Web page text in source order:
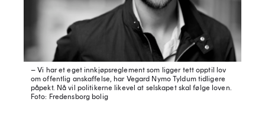
– Vi har et eget innkjøpsreglement som ligger tett opptil lov
om offentlig anskaffelse, har Vegard Nymo Tyldum tidligere
påpekt. Nå vil politikerne likevel at selskapet skal følge loven.
Foto: Fredensborg bolig